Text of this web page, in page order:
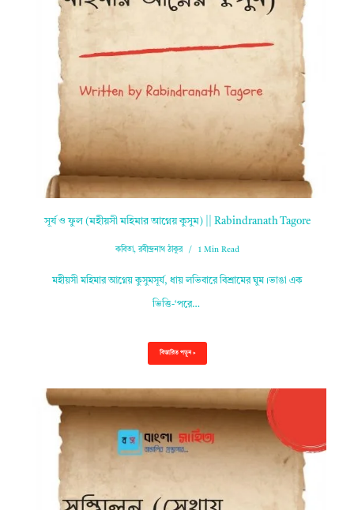
সূর্য ও ফুল (মহীয়সী মহিমার আগ্নেয় কুসুম) || Rabindranath Tagore
কবিতা,রবীন্দ্রনাথ ঠাকুর 1 Min Read
মহীয়সী মহিমার আগ্নেয় কুসুমসূর্য, ধায় লভিবারে বিশ্রামের ঘুম।ভাঙা এক
ভিত্তি-‘পরে…
বিস্তারিত পড়ুন »